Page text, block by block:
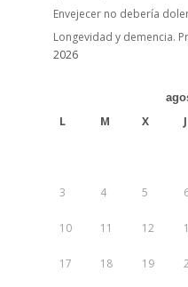
Envejecer no debería
Longevidad y demencia.
2026
L M X J
3 4 5
10 11 12
17 18 19